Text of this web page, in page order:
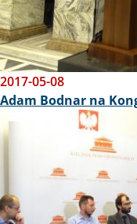
2017-05-08
Adam Bodnar na
Obraz